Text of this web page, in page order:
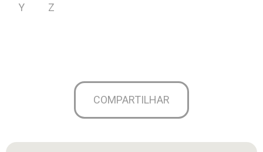
Y
Z
COMPARTILHAR